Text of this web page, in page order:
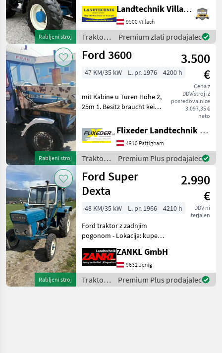
Rabljeni stroj
4-stopenjskim prestavnim
mehanizmom, opremljen s
sprednjim nakladalnikom
Hauer Top-Block s paral
Landtechnik Villach GmbH
9500 Villach
Traktor /
Ford
Premium zlati prodajalec
Rabljeni stroj
Ford 3600
3.500
€
Cena z
DDV/stroj iz
posredovalnice
3.097,35 €
neto
47 KM/35 kW L. pr. 1976 4200 h
mit Kabine u Türen Höhe 2,
25m 1. Besitz braucht kein
u. mit Mammut Einfahr-
Frontlader m. Mistgabel
Zgornja povezava zadaj:
mehansk
Flixeder Landtechnik GmbH
4910 Pattigham
Traktor /
Ford
Premium Plus prodajalec
Rabljeni stroj
Ford Super
Dexta
2.990
€
DDV ni
terjalen
48 KM/35 kW L. pr. 1966
4210 h
Ford traktor z zadnjim
pogonom - Lokacija: kupec -
izdelave 1966 - Traktor z
zadnjim pogonom -
Nadstrešek - Na voljo je
potrdilo o skladno
ZANKL GmbH
9631 Jenig
Traktor /
Ford
Premium Plus prodajalec